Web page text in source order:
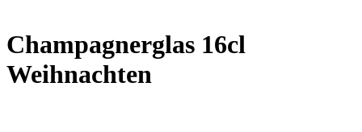
Champagnerglas 16cl
Weihnachten